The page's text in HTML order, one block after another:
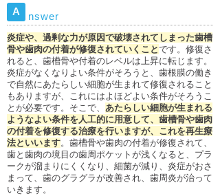
A nswer
炎症や、過剰な力が原因で破壊されてしまった歯槽
骨や歯肉の付着が修復されていくことです。修復さ
れると、歯槽骨や付着のレベルは上昇に転じます。
炎症がなくなりよい条件がそろうと、歯根膜の働き
で自然にあたらしい細胞が生まれて修復されること
もありますが、これにはよほどよい条件がそろうこ
とが必要です。そこで、 あたらしい細胞が生まれる
ようなよい条件を人工的に用意して、歯槽骨や歯肉
の付着を修復する治療を行いますが、これを再生療
法といいます。歯槽骨や歯肉の付着が修復されて、
歯と歯肉の境目の歯周ポケットが浅くなると、プラ
ークが溜まりにくくなり、細菌が減り、炎症がおさ
まって、歯のグラグラが改善され、歯周炎が治って
いきます。
無料メール相談
スタッフ募集
加藤歯科ブログ
下関観光ガイド
年賀状・暑中お見舞い